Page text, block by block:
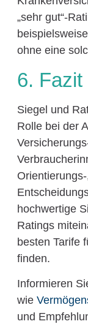
„sehr gut“-
ohne eine
6. Fazit
Siegel und
Rolle bei der
hochwertige
Ratings
besten Tarife
finden.
Informieren
wie
und